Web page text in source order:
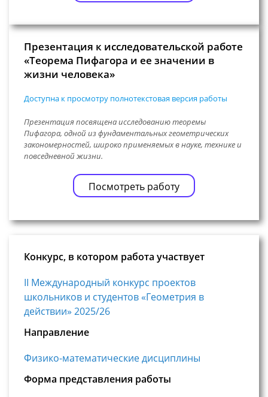
Презентация к исследовательской работе
«Теорема Пифагора и ее значении в
жизни человека»
Доступна к просмотру полнотекстовая версия работы
Презентация посвящена исследованию теоремы
Пифагора, одной из фундаментальных геометрических
закономерностей, широко применяемых в науке, технике и
повседневной жизни.
Посмотреть работу
Конкурс, в котором работа участвует
II Международный конкурс проектов
школьников и студентов «Геометрия в
действии» 2025/26
Направление
Физико-математические дисциплины
Форма представления работы